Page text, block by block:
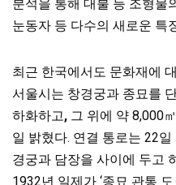
분석을 통해 대불 등 조형물
눈동자 등 다수의 새로운 특
최근 한국에서도 문화재에
서울시는 창경궁과 종묘를
하화하고, 그 위에 약 8,000
일 밝혔다. 연결 통로는 22
경궁과 담장을 사이에 두고
1932년 일제가 ‘종묘 관통 도